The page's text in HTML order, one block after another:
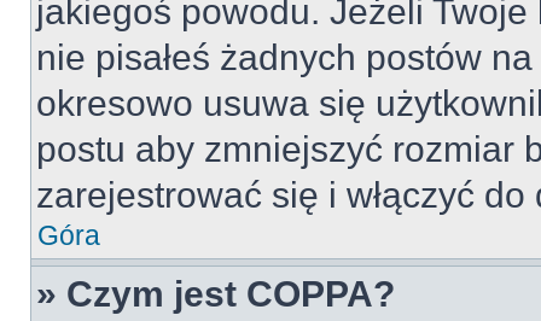
jakiegoś powodu. Jeżeli
nie pisałeś żadnych postów
okresowo usuwa się
postu aby zmniejszyć rozmiar
zarejestrować się i włączyć
Góra
» Czym jest COPPA?